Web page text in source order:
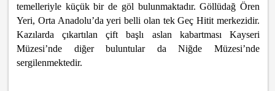
temelleriyle küçük bir de göl bulunmaktadır. Göllüdağ Ören
Yeri, Orta Anadolu’da yeri belli olan tek Geç Hitit merkezidir.
Kazılarda çıkartılan çift başlı aslan kabartması Kayseri
Müzesi’nde diğer buluntular da Niğde Müzesi’nde
sergilenmektedir.